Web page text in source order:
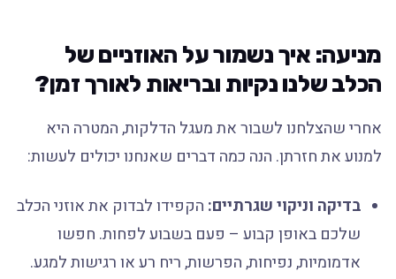
מניעה: איך נשמור על האוזניים של
הכלב שלנו נקיות ובריאות לאורך זמן?
אחרי שהצלחנו לשבור את מעגל הדלקות, המטרה היא
למנוע את חזרתן. הנה כמה דברים שאנחנו יכולים לעשות:
בדיקה וניקוי שגרתיים:הקפידו לבדוק את אוזני הכלב
שלכם באופן קבוע – פעם בשבוע לפחות. חפשו
אדמומיות, נפיחות, הפרשות, ריח רע או רגישות למגע.